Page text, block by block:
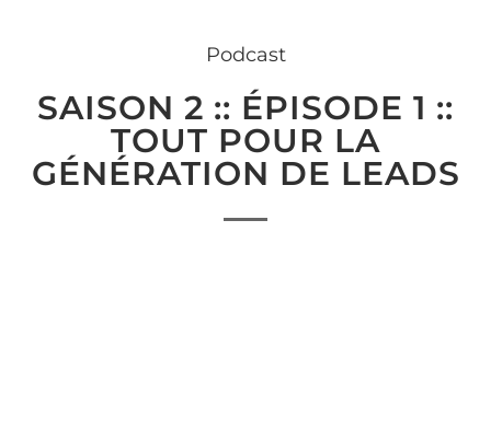
Podcast
SAISON 2 :: ÉPISODE 1 ::
TOUT POUR LA
GÉNÉRATION DE LEADS